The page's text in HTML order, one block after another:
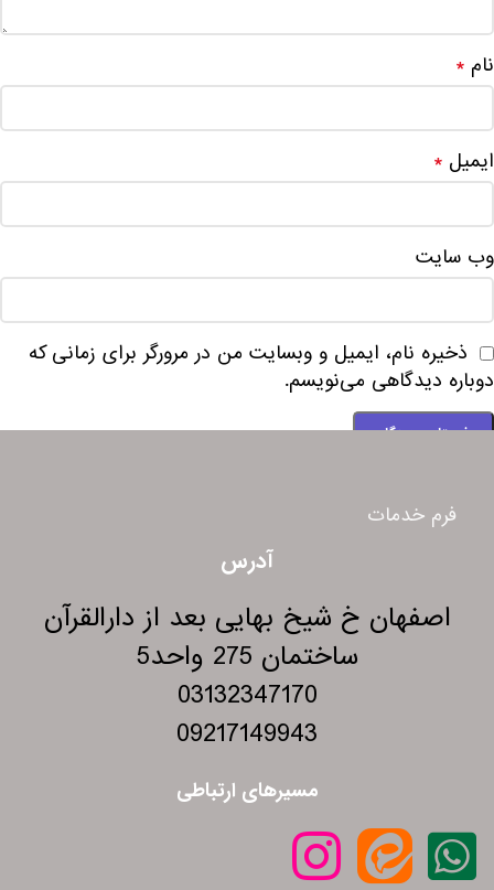
نام *
ایمیل *
وب‌ سایت
ذخیره نام، ایمیل و وبسایت من در مرورگر برای زمانی که
دوباره دیدگاهی می‌نویسم.
فرم خدمات
آدرس
اصفهان خ شیخ بهایی بعد از دارالقرآن
ساختمان 275 واحد5
03132347170
09217149943
مسیرهای ارتباطی